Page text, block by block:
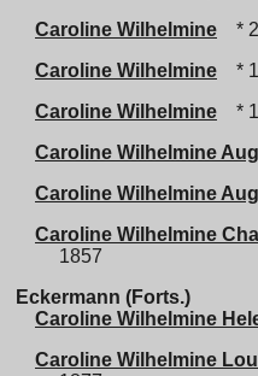
Caroline Wilhelmine
*
Caroline Wilhelmine
*
Caroline Wilhelmine
*
Caroline Wilhelmine
Caroline Wilhelmine
Caroline Wilhelmine
1857
Eckermann (Forts.)
Caroline Wilhelmine
Caroline Wilhelmine